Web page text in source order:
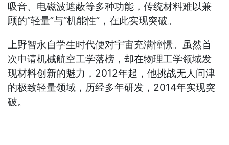
吸音、电磁波遮蔽等多种功能，传统材料难以兼
顾的“轻量”与“机能性”，在此实现突破。
上野智永自学生时代便对宇宙充满憧憬。虽然首
次申请机械航空工学落榜，却在物理工学领域发
现材料创新的魅力，2012年起，他挑战无人问津
的极致轻量领域，历经多年研发，2014年实现突
破。